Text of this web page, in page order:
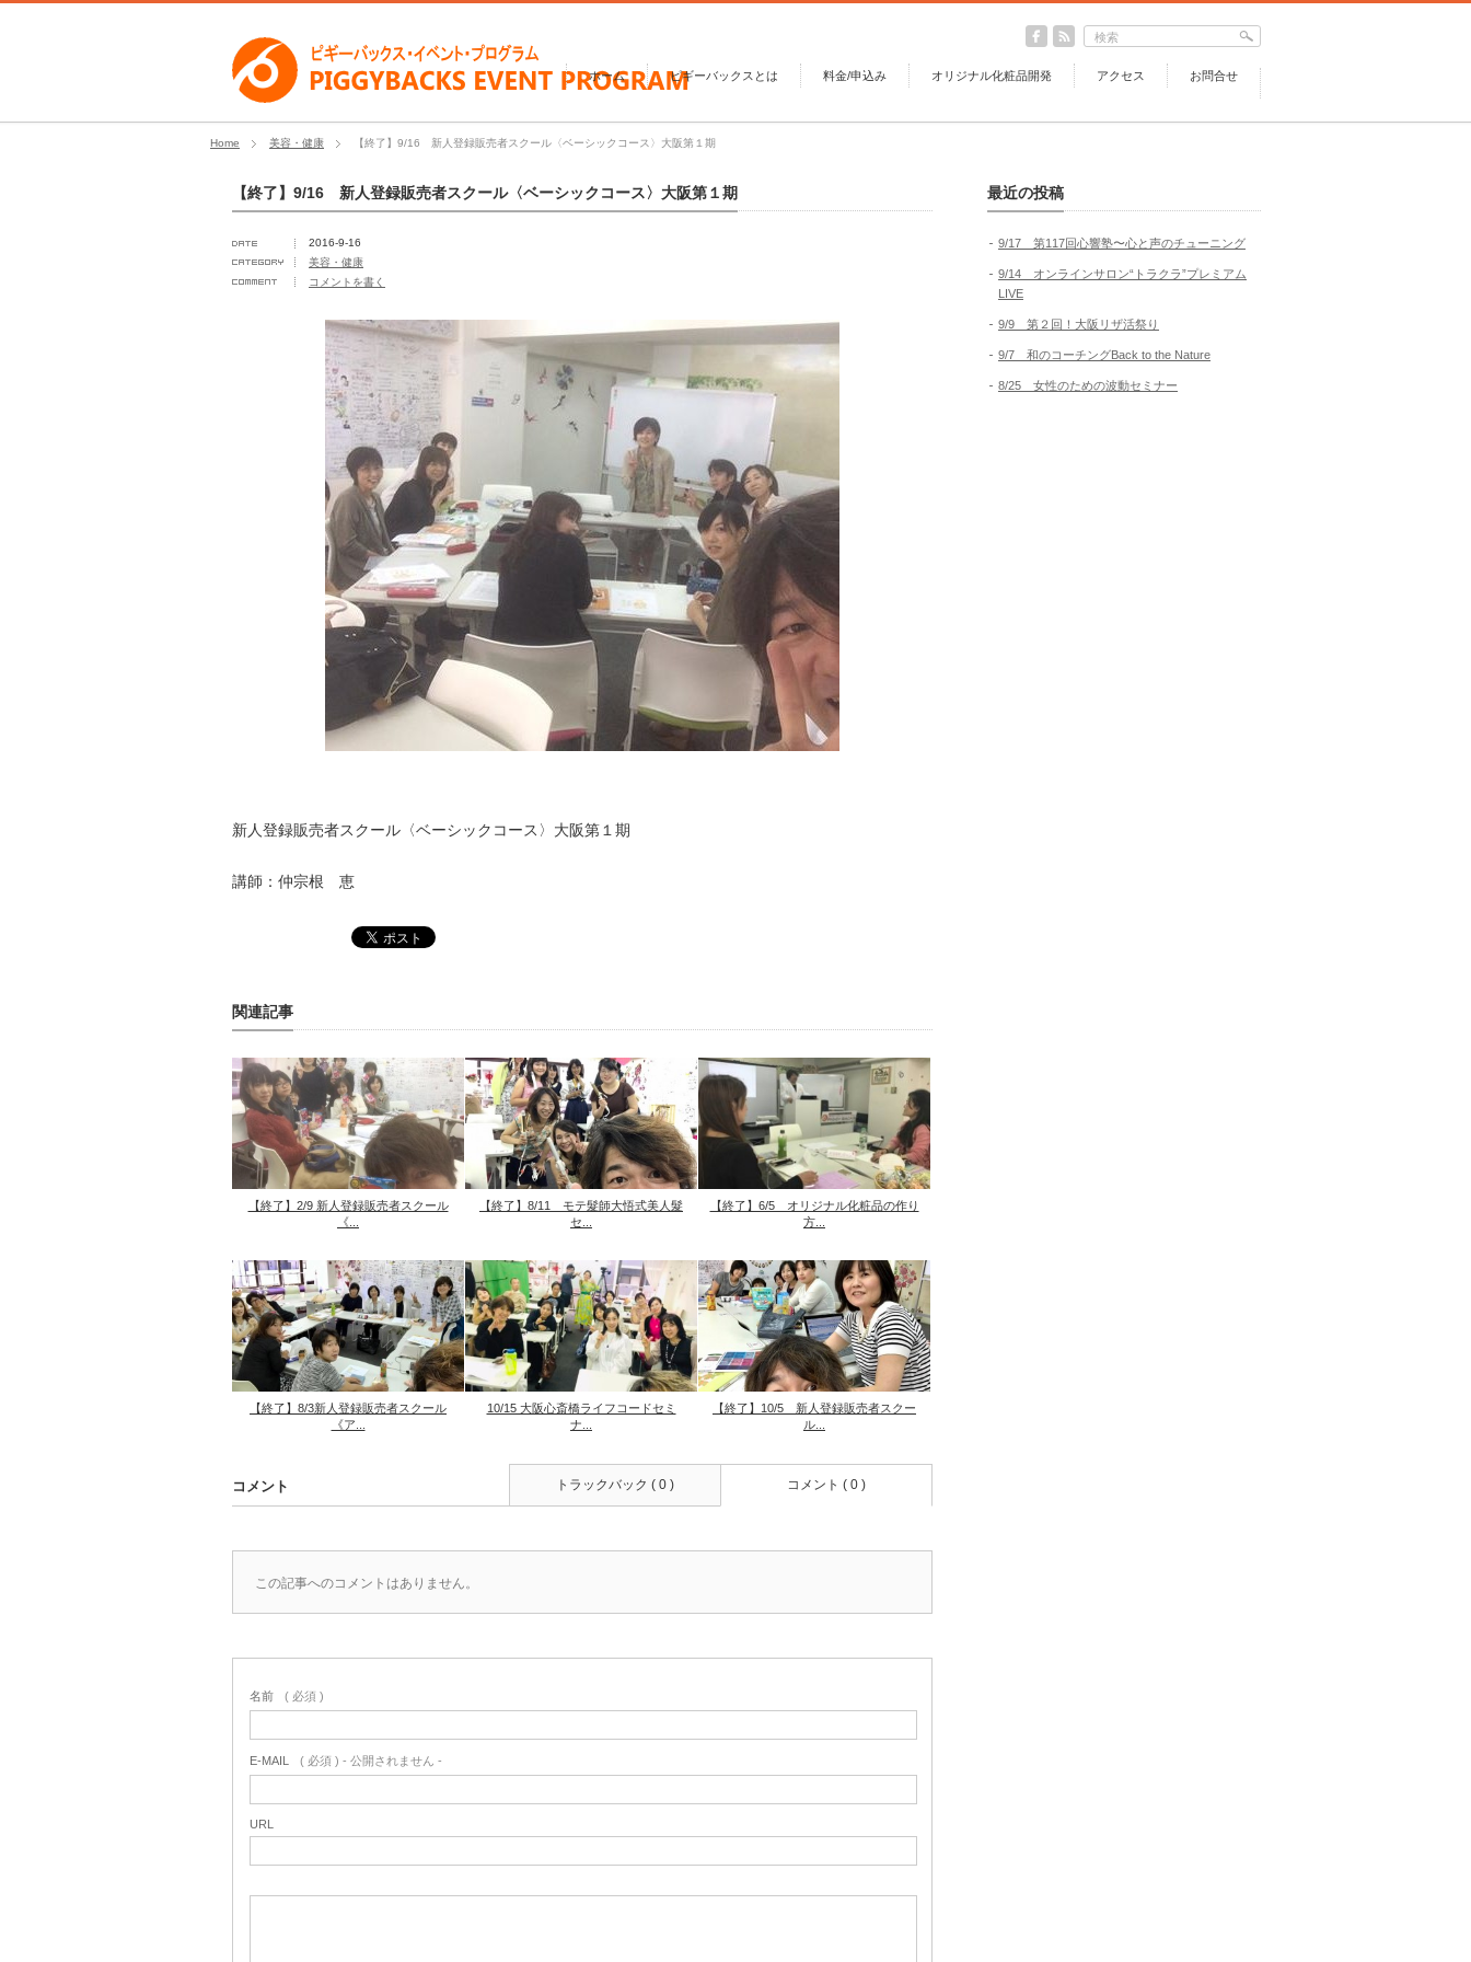
ホーム ピギーバックスとは 料金/申込み オリジナル化粧品開発 アクセス お問合せ
Home 美容・健康 【終了】9/16 新人登録販売者スクール〈ベーシックコース〉大阪第１期
【終了】9/16 新人登録販売者スクール〈ベーシックコース〉大阪第１期
2016-9-16
美容・健康
コメントを書く
新人登録販売者スクール〈ベーシックコース〉大阪第１期
講師：仲宗根 恵
関連記事
【終了】2/9 新人登録販売者スクール
《...
【終了】8/11 モテ髮師大悟式美人髮
セ...
【終了】6/5 オリジナル化粧品の作り
方...
【終了】8/3新人登録販売者スクール
《ア...
10/15 大阪心斎橋ライフコードセミ
ナ...
【終了】10/5 新人登録販売者スクー
ル...
コメント コメント ( 0 )
トラックバック ( 0 )
この記事へのコメントはありません。
名前 ( 必須 )
E-MAIL ( 必須 ) - 公開されません -
URL
最近の投稿
9/17 第117回心響塾〜心と声のチューニング
9/14 オンラインサロン“トラクラ”プレミアム
LIVE
9/9 第２回！大阪リザ活祭り
9/7 和のコーチングBack to the Nature
8/25 女性のための波動セミナー